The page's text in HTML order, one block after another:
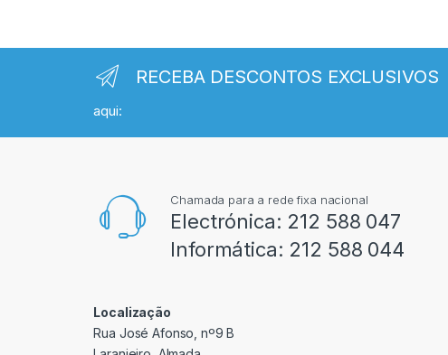
RECEBA DESCONTOS EXCLUSIVOS
aqui:
Chamada para a rede fixa nacional
Electrónica: 212 588 047
Informática: 212 588 044
Localização
Rua José Afonso, nº9 B